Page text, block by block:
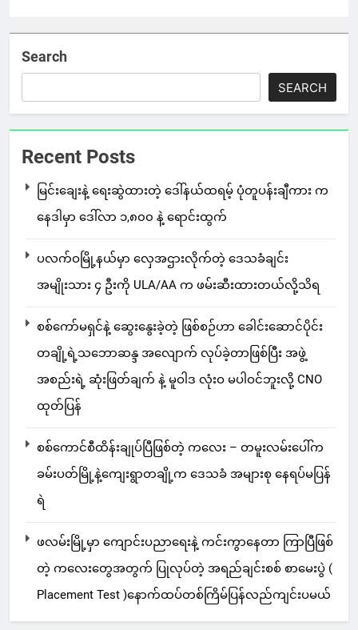
Search
SEARCH
Recent Posts
မြင်းချေးနဲ့ ရေးဆွဲထားတဲ့ ဒေါ်နယ်ထရမ့် ပုံတူပန်းချီကား က
နေဒါမှာ ဒေါ်လာ ၁,၈၀၀ နဲ့ ရောင်းထွက်
ပလက်ဝမြို့နယ်မှာ လှေအဌားလိုက်တဲ့ ဒေသခံချင်း
အမျိုးသား ၄ ဦးကို ULA/AA က ဖမ်းဆီးထားတယ်လို့သိရ
စစ်ကော်မရှင်နဲ့ ဆွေးနွေးခဲ့တဲ့ ဖြစ်စဉ်ဟာ ခေါင်းဆောင်ပိုင်း
တချို့ရဲ့သဘောဆန္ဒ အလျောက် လုပ်ခဲ့တာဖြစ်ပြီး အဖွဲ့
အစည်းရဲ့ ဆုံးဖြတ်ချက် နဲ့ မူဝါဒ လုံးဝ မပါဝင်ဘူးလို့ CNO
ထုတ်ပြန်
စစ်ကောင်စီထိန်းချုပ်ပြီဖြစ်တဲ့ ကလေး – တမူးလမ်းပေါ်က
ခမ်းပတ်မြို့နဲ့ကျေးရွာတချို့က ဒေသခံ အများစု နေရပ်မပြန်
ရဲ
ဖလမ်းမြို့မှာ ကျောင်းပညာရေးနဲ့ ကင်းကွာနေတာ ကြာပြီဖြစ်
တဲ့ ကလေးတွေအတွက် ပြုလုပ်တဲ့ အရည်ချင်းစစ် စာမေးပွဲ (
Placement Test )နောက်ထပ်တစ်ကြိမ်ပြန်လည်ကျင်းပမယ်